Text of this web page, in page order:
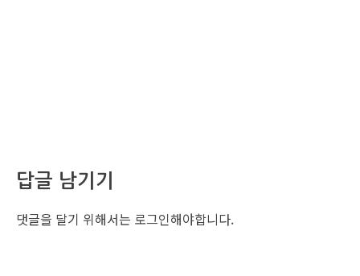
답글 남기기
댓글을 달기 위해서는 로그인해야합니다.